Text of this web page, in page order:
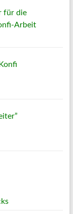
für die
Arbeit